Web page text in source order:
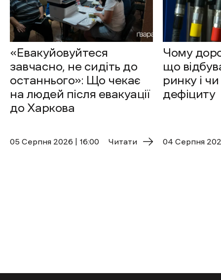
«Евакуйовуйтеся
завчасно, не сидіть до
останнього»: Що чекає
на людей після евакуації
до Харкова
05 Cерпня 2026 | 16:00 Читати
Чому
що
ринку і
дефіциту
04 Cерпня